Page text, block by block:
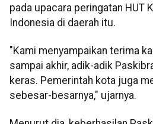
pada upacara peringatan HUT
Indonesia di daerah itu.
"Kami menyampaikan terima
sampai akhir, adik-adik
keras. Pemerintah kota juga
sebesar-besarnya," ujarnya.